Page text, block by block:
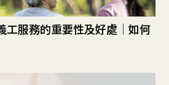
工服務的重要性及好處｜如何